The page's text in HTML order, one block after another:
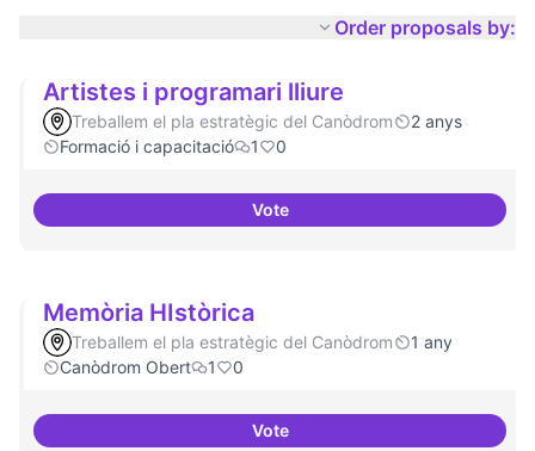
Order proposals by:
Artistes i programari lliure
Treballem el pla estratègic del Canòdrom
2 anys
Formació i capacitació
1 0
VoteArtistes i programari lliure
Memòria HIstòrica
Treballem el pla estratègic del Canòdrom
1 any
Canòdrom Obert
1 0
VoteMemòria HIstòrica